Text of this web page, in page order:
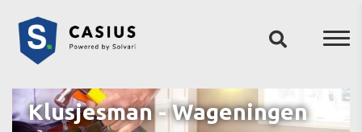
Klusjesman - Wageningen